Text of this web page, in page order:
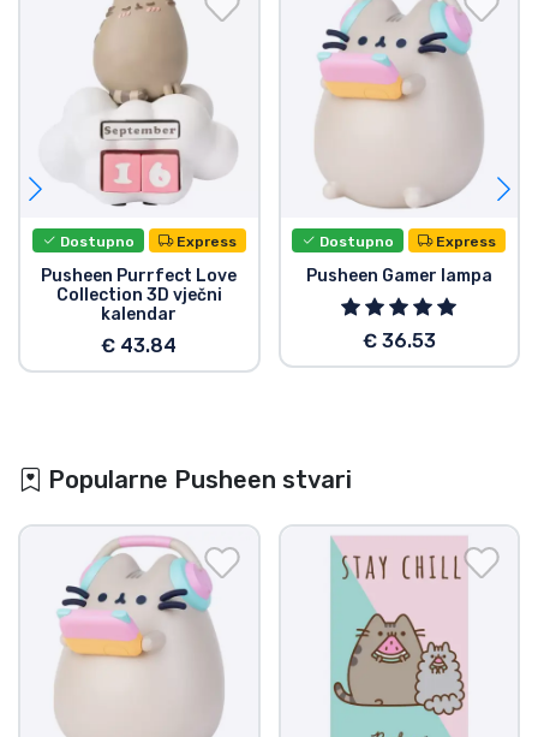
Dostupno Express
Pusheen Purrfect Love
Collection 3D vječni
kalendar
€ 43.84
Dostupno Express
Pusheen Gamer lampa
€ 36.53
Popularne Pusheen stvari